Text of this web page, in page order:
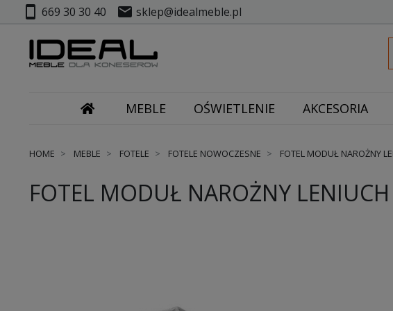
smartphone 669 30 30 40 mail sklep@idealmeble.pl
MEBLE OŚWIETLENIE AKCESORIA
HOME MEBLE FOTELE FOTELE NOWOCZESNE FOTEL MODUŁ NAROŻNY
FOTEL MODUŁ NAROŻNY LENIUCH